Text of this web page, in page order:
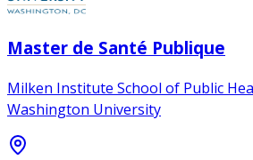
Master de Santé Publique
Milken Institute School of Public
Washington University